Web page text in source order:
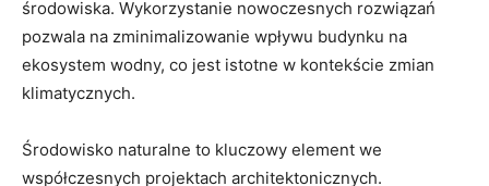
środowiska. Wykorzystanie nowoczesnych rozwiązań
⁤pozwala​ na zminimalizowanie wpływu budynku na
ekosystem ‌wodny, co jest⁢ istotne w kontekście zmian⁢
klimatycznych.
Środowisko naturalne to‍ kluczowy element we
współczesnych ⁣projektach architektonicznych.